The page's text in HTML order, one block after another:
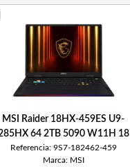
MSI Raider 18HX-459ES U9-
64 2TB 5090 W11H 18
Referencia: 9S7-182462-459
Marca: MSI